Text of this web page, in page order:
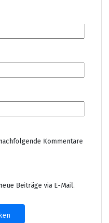
Kommentare
Beiträge via E-Mail.